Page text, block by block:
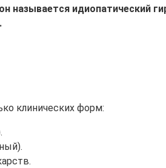
называется идиопатический
клинических форм: